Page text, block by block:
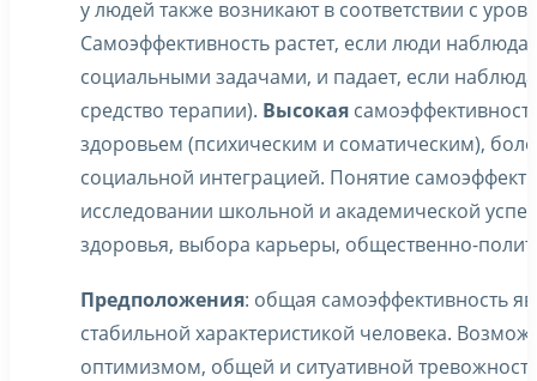
у людей также возникают в соответствии с
Самоэффективность растет, если люди
социальными задачами, и падает, если
средство терапии). Высокая
здоровьем (психическим и соматическим),
социальной интеграцией. Понятие
исследовании школьной и академической
здоровья, выбора карьеры, общественно-
Предположения: общая самоэффективность
стабильной характеристикой человека.
оптимизмом, общей и ситуативной